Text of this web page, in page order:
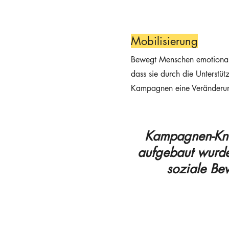
Mobilisierung
Bewegt Menschen
dass sie durch die
Kampagnen eine
Kampagnen-
aufgebaut
soziale